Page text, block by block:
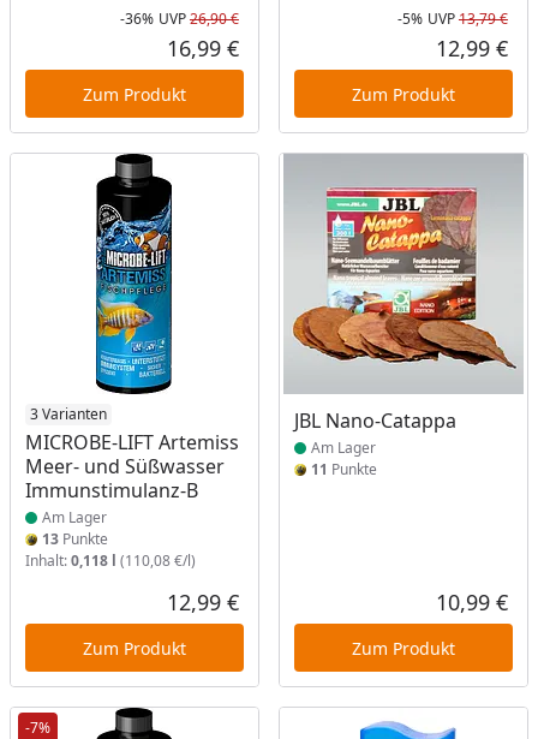
Rabatt in Prozent
-36%
Ursprünglicher Preis
UVP26,90 €
Aktueller Preis
16,99 €
Zum Produkt
-5% UVP13,79 €
12,99 €
Zum Produkt
3 Varianten
MICROBE-LIFT Artemiss
Meer- und Süßwasser
Immunstimulanz-B
Produkt am Lager
Am Lager
13 Punkte
Inhalt:0,118 l (110,08 €/l)
Aktueller Preis
12,99 €
Zum Produkt
JBL Nano-Catappa
Produkt am Lager
Am Lager
11 Punkte
10,99 €
Zum Produkt
-7%